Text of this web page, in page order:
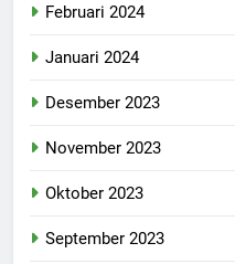
Februari 2024
Januari 2024
Desember 2023
November 2023
Oktober 2023
September 2023